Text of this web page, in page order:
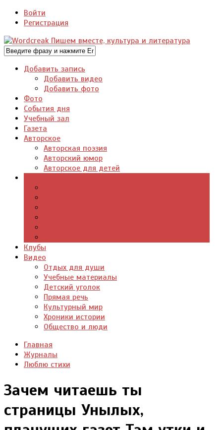
Войти
Регистрация
Добавить запись
Добавить видео
Добавить фото
Фото
События дня
Учебный зал
Газета
Авторское
Авторская поэзия
Авторский юмор
Авторское для детей
Клубы
Видео
Отдых для души
Учебные материалы
Детский уголок
Прямая речь
Культурный мир
Хроники истории
Общество и люди
Главная
Журналы
Люблю стихи
Зачем читаешь ты
страницы Унылых,